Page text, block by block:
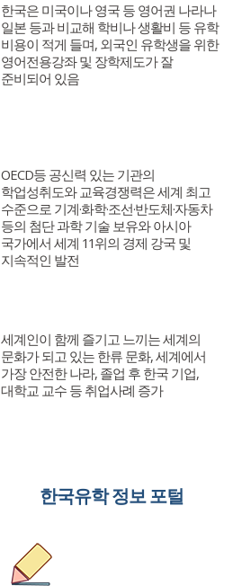
한국은 미국이나 영국 등 영어권 나라나
일본 등과 비교해 학비나 생활비 등 유학
비용이 적게 들며, 외국인 유학생을 위한
영어전용강좌 및 장학제도가 잘
준비되어 있음
OECD등 공신력 있는 기관의
학업성취도와 교육경쟁력은 세계 최고
수준으로 기계·화학·조선·반도체·자동차
등의 첨단 과학 기술 보유와 아시아
국가에서 세계 11위의 경제 강국 및
지속적인 발전
세계인이 함께 즐기고 느끼는 세계의
문화가 되고 있는 한류 문화, 세계에서
가장 안전한 나라, 졸업 후 한국 기업,
대학교 교수 등 취업사례 증가
한국유학 정보 포털